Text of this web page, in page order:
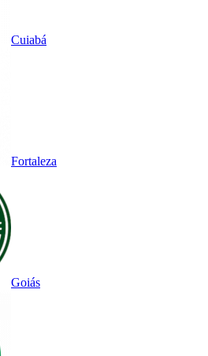
Cuiabá
Fortaleza
Goiás